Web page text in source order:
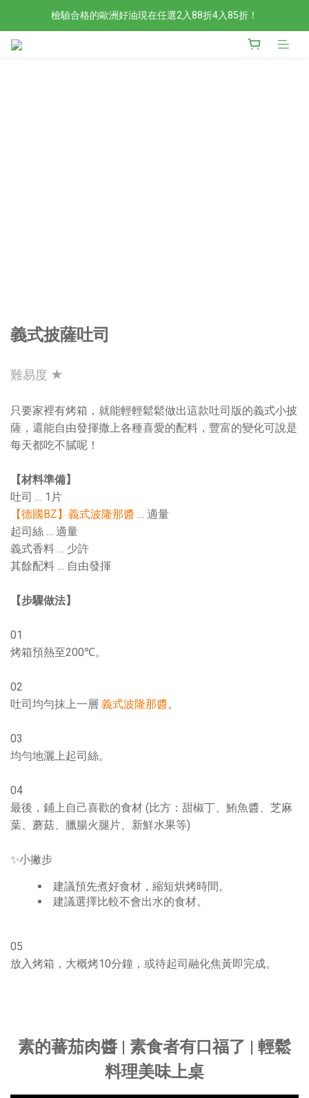
檢驗合格的歐洲好油現在任選2入88折4入85折！
檢驗合格的歐洲好油現在任選2入88折4入85折！
現在官網滿額贈日本有機柚子和風醬！滿越多送越多
義式披薩吐司
難易度 ★
只要家裡有烤箱，就能輕輕鬆鬆做出這款吐司版的義式小披
薩，還能自由發揮撒上各種喜愛的配料，豐富的變化可說是
每天都吃不膩呢！
【材料準備】
吐司 … 1片
【德國BZ】義式波隆那醬 … 適量
起司絲 … 適量
義式香料 … 少許
其餘配料 … 自由發揮
【步驟做法】
01
烤箱預熱至200℃。
02
吐司均勻抹上一層 義式波隆那醬。
03
均勻地灑上起司絲。
04
最後，鋪上自己喜歡的食材 (比方：甜椒丁、鮪魚醬、芝麻
葉、蘑菇、臘腸火腿片、新鮮水果等)
✨小撇步
建議預先煮好食材，縮短烘烤時間。
建議選擇比較不會出水的食材。
05
放入烤箱，大概烤10分鐘，或待起司融化焦黃即完成。
素的蕃茄肉醬 | 素食者有口福了 | 輕鬆
料理美味上桌